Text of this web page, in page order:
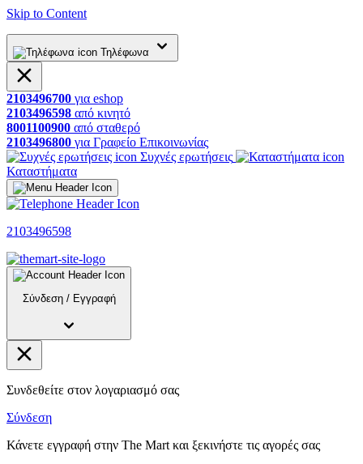
Skip to Content
Τηλέφωνα
2103496700 για eshop
2103496598 από κινητό
8001100900 από σταθερό
2103496800 για Γραφείο Επικοινωνίας
Συχνές ερωτήσεις
Καταστήματα
2103496598
Σύνδεση / Εγγραφή
Συνδεθείτε στον λογαριασμό σας
Σύνδεση
Κάνετε εγγραφή στην The Mart και ξεκινήστε τις αγορές σας